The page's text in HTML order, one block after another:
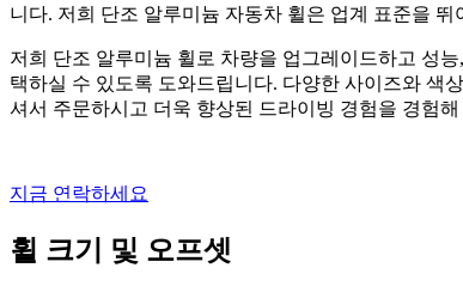
니다. 저희 단조 알루미늄 자동차 휠은 업계 표준을
저희 단조 알루미늄 휠로 차량을 업그레이드하고 성
택하실 수 있도록 도와드립니다. 다양한 사이즈와 색
셔서 주문하시고 더욱 향상된 드라이빙 경험을 경험해
지금 연락하세요
휠 크기 및 오프셋